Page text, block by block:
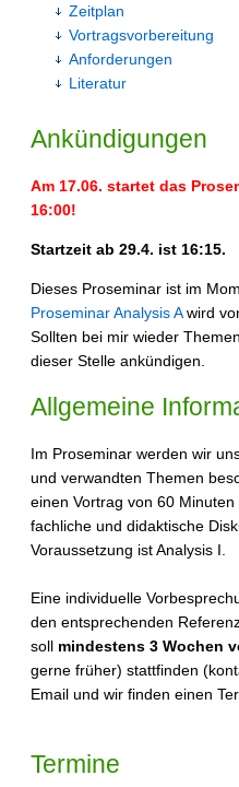
Zeitplan
Vortragsvorbereitung
Anforderungen
Literatur
Ankündigungen
Am 17.06. startet das
16:00!
Startzeit ab 29.4. ist 16:15.
Dieses Proseminar ist im
Proseminar Analysis Awird
Sollten bei mir wieder
dieser Stelle ankündigen.
Allgemeine
Im Proseminar werden wir
und verwandten Themen
einen Vortrag von 60
fachliche und didaktische
Voraussetzung ist Analysis I.
Eine individuelle
den entsprechenden
soll mindestens 3 Wochen
gerne früher) stattfinden
Email und wir finden einen
Termine